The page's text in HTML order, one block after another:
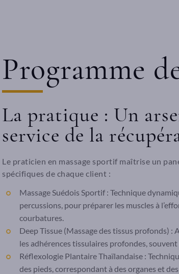
Programme
La pratique : Un
service de la
Le praticien en massage sportif maîtrise un
spécifiques de chaque client :
Massage Suédois Sportif : Technique
percussions, pour préparer les muscles à
courbatures.
Deep Tissue (Massage des tissus profonds)
les adhérences tissulaires profondes,
Réflexologie Plantaire Thaïlandaise :
des pieds, correspondant à des organes et